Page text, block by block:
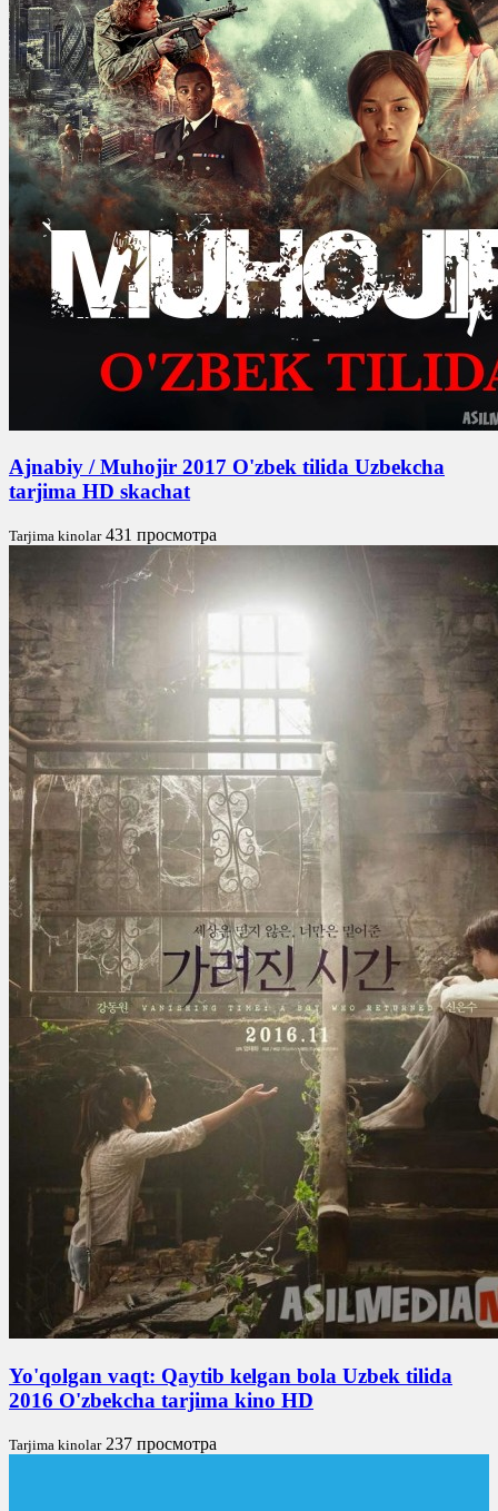
Ajnabiy / Muhojir 2017 O'zbek tilida Uzbekcha
tarjima HD skachat
Tarjima kinolar 431 просмотра
Yo'qolgan vaqt: Qaytib kelgan bola Uzbek tilida
2016 O'zbekcha tarjima kino HD
Tarjima kinolar 237 просмотра